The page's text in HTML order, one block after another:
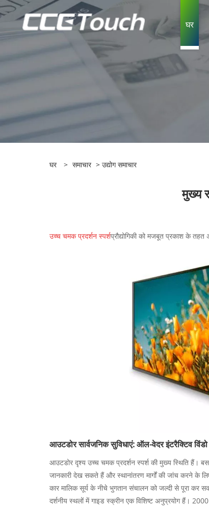
घर
घर > समाचार > उद्योग समाचार
मुख्य
उच्च चमक प्रदर्शन स्पर्शप्रौद्योगिकी को मजबूत प्रकाश के
आउटडोर सार्वजनिक सुविधाएं: ऑल-वेदर इंटरैक्टिव विंडो
आउटडोर दृश्य उच्च चमक प्रदर्शन स्पर्श की मुख्य स्थिति हैं।
जानकारी देख सकते हैं और स्थानांतरण मार्गों की जांच करने के
कार मालिक सूर्य के नीचे भुगतान संचालन को जल्दी से पूरा कर
दर्शनीय स्थलों में गाइड स्क्रीन एक विशिष्ट अनुप्रयोग हैं।